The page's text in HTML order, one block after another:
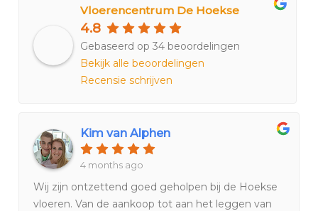
Vloerencentrum De Hoekse
4.8
Gebaseerd op 34 beoordelingen
Bekijk alle beoordelingen
Recensie schrijven
Kim van Alphen
4 months ago
Wij zijn ontzettend goed geholpen bij de Hoekse
vloeren. Van de aankoop tot aan het leggen van